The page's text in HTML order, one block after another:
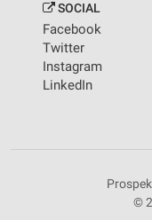
SOCIAL
Facebook
Twitter
Instagram
LinkedIn
©